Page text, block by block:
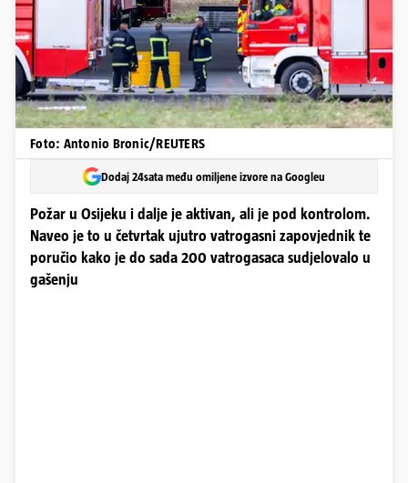
Foto: Antonio Bronic/REUTERS
Dodaj 24sata među omiljene izvore na Googleu
Požar u Osijeku i dalje je aktivan, ali je pod kontrolom.
Naveo je to u četvrtak ujutro vatrogasni zapovjednik te
poručio kako je do sada 200 vatrogasaca sudjelovalo u
gašenju